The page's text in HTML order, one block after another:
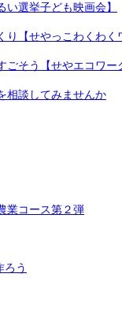
選挙子ども映画会】
【せやっこわくわく
そう【せやエコワー
相談してみませんか
業コース第２弾
う